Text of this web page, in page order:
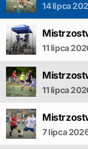
14 lipca
11 lipca
11 lipca
7 lipca